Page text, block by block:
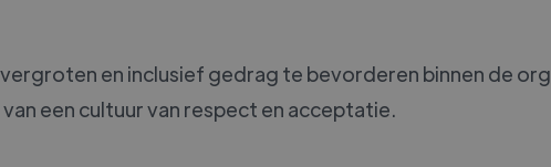
en inclusief gedrag te bevorderen binnen de
een cultuur van respect en acceptatie.